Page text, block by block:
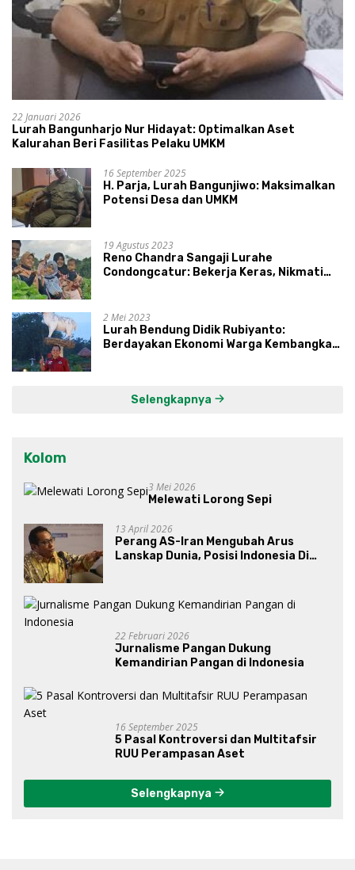
22 Januari 2026
Lurah Bangunharjo Nur Hidayat: Optimalkan Aset
Kalurahan Beri Fasilitas Pelaku UMKM
16 September 2025
H. Parja, Lurah Bangunjiwo: Maksimalkan
Potensi Desa dan UMKM
19 Agustus 2023
Reno Chandra Sangaji Lurahe
Condongcatur: Bekerja Keras, Nikmati
2 Mei 2023
Lurah Bendung Didik Rubiyanto:
Berdayakan Ekonomi Warga Kembangkan
Selengkapnya
Kolom
3 Mei 2026
Melewati Lorong Sepi
13 April 2026
Perang AS-Iran Mengubah Arus
Lanskap Dunia, Posisi Indonesia Di
22 Februari 2026
Jurnalisme Pangan Dukung
Kemandirian Pangan di Indonesia
16 September 2025
5 Pasal Kontroversi dan Multitafsir
RUU Perampasan Aset
Selengkapnya